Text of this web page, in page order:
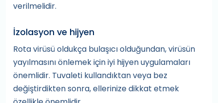
verilmelidir.
İzolasyon ve hijyen
Rota virüsü oldukça bulaşıcı olduğundan, virüsün
yayılmasını önlemek için iyi hijyen uygulamaları
önemlidir. Tuvaleti kullandıktan veya bez
değiştirdikten sonra, ellerinize dikkat etmek